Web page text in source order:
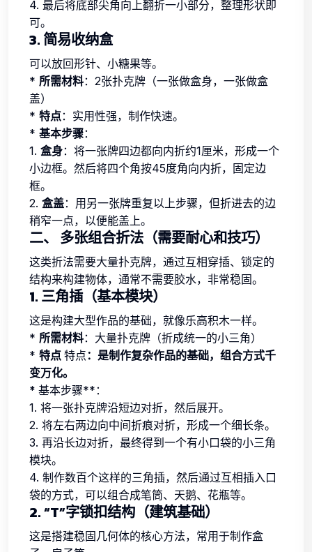
4. 最后将底部尖角向上翻折一小部分，整理形状即
可。
3. 简易收纳盒
可以放回形针、小糖果等。
* 所需材料：2张扑克牌（一张做盒身，一张做盒
盖）
* 特点：实用性强，制作快速。
* 基本步骤：
1. 盒身：将一张牌四边都向内折约1厘米，形成一个
小边框。然后将四个角按45度角向内折，固定边
框。
2. 盒盖：用另一张牌重复以上步骤，但折进去的边
稍窄一点，以便能盖上。
二、 多张组合折法（需要耐心和技巧）
这类折法需要大量扑克牌，通过互相穿插、锁定的
结构来构建物体，通常不需要胶水，非常稳固。
1. 三角插（基本模块）
这是构建大型作品的基础，就像乐高积木一样。
* 所需材料：大量扑克牌（折成统一的小三角）
* 特点 特点：是制作复杂作品的基础，组合方式千
变万化。
* 基本步骤**：
1. 将一张扑克牌沿短边对折，然后展开。
2. 将左右两边向中间折痕对折，形成一个细长条。
3. 再沿长边对折，最终得到一个有小口袋的小三角
模块。
4. 制作数百个这样的三角插，然后通过互相插入口
袋的方式，可以组合成笔筒、天鹅、花瓶等。
2. “T”字锁扣结构（建筑基础）
这是搭建稳固几何体的核心方法，常用于制作盒